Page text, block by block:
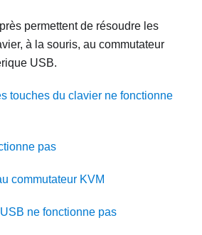
permettent de résoudre les
à la souris, au commutateur
USB.
touches du clavier ne fonctionne
pas
commutateur KVM
ne fonctionne pas